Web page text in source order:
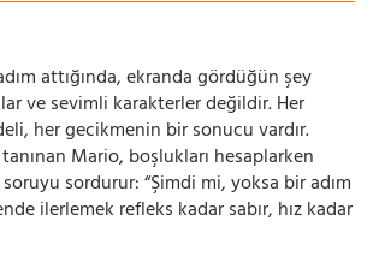
attığında, ekranda gördüğün şey
ve sevimli karakterler değildir. Her
her gecikmenin bir sonucu vardır.
tanınan Mario, boşlukları hesaplarken
sordurur: “Şimdi mi, yoksa bir adım
ilerlemek refleks kadar sabır, hız kadar